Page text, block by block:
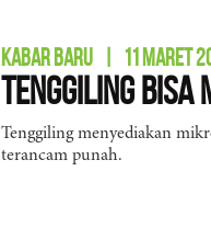
KABAR BARU 11 MARET
Tenggiling Bisa
Tenggiling menyediakan
terancam punah.